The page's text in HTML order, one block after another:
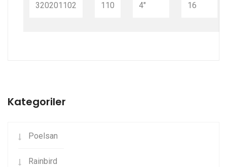
320201102 110 4" 16
Kategoriler
Poelsan
Rainbird